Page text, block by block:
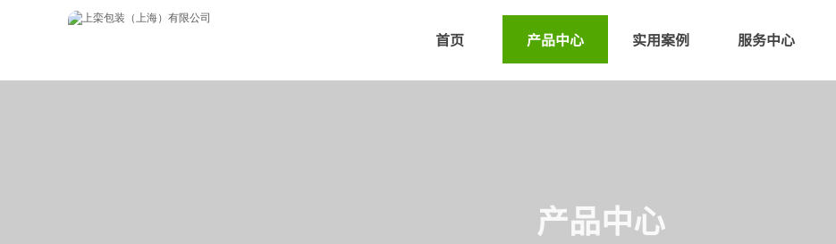
首页 产品中心 实用案例 服务中心
产品中心